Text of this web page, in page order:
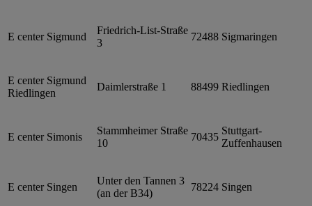
E center Sigmund
Friedrich-List-Straße
3
72488 Sigmaringen
E center Sigmund
Riedlingen
Daimlerstraße 1 88499 Riedlingen
E center Simonis
Stammheimer Straße
10
70435
Stuttgart-
Zuffenhausen
E center Singen
Unter den Tannen 3
(an der B34)
78224 Singen